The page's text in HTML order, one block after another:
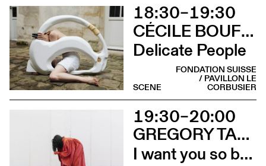
18:30–19:30
CÉCILE BOUFFARD & RUTH CHILDS (SCARLETT'S)
Delicate People
FONDATION SUISSE
/ PAVILLON LE
CORBUSIER
SCENE
19:30–20:00
GREGORY TARA HARI AVEC PINKY HTUT AUNG
I want you so bad it’s my only wish